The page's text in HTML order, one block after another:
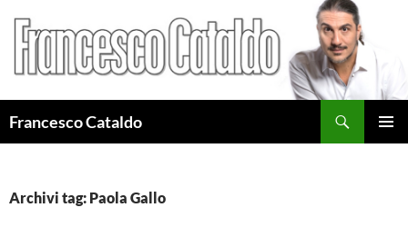
Francesco Cataldo
Archivi tag: Paola Gallo